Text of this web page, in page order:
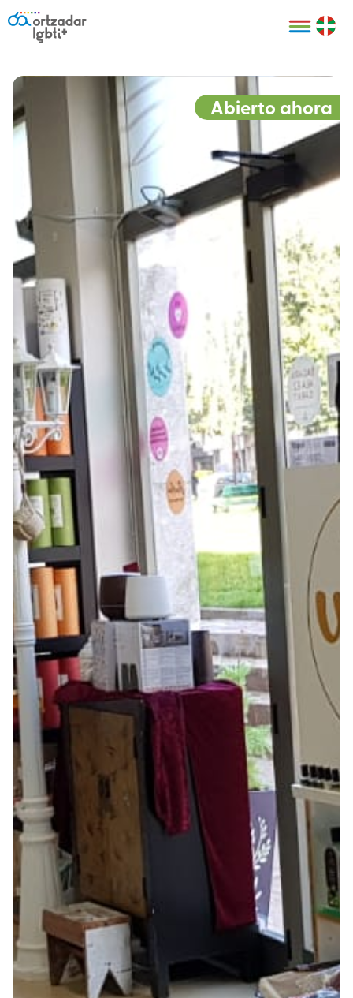
Personas
Bilbao Bizkaia
Derechos
humanos
II Conferencia
LGTBI+ Atlántica
I LGBTI+ Basque
Sariak
Visitas guiadas
LGTBI+
Te ayudamos
Denuncia
Mapa de Puntos
Seguros
Certificado
empresarial
LGBTI+
Red de puntos
seguros LGBTI+
Registro
Formación
Formación
HARROkids
Accede a tu
cuenta
Prensa
Sala de prensa
Abierto ahora